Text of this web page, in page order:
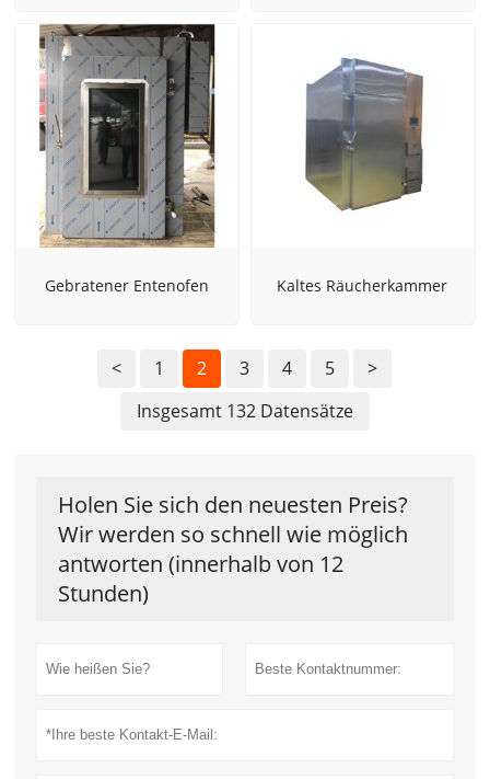
Gebratener Entenofen Kaltes Räucherkammer
< 1 2 3 4 5
>
Insgesamt 132 Datensätze
Holen Sie sich den neuesten Preis?
Wir werden so schnell wie möglich
antworten (innerhalb von 12
Stunden)